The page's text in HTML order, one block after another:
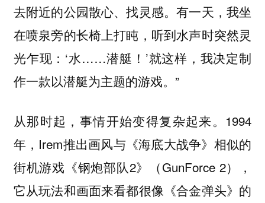
去附近的公园散心、找灵感。有一天，我坐
在喷泉旁的长椅上打盹，听到水声时突然灵
光乍现：‘水……潜艇！’就这样，我决定制
作一款以潜艇为主题的游戏。”
从那时起，事情开始变得复杂起来。1994
年，Irem推出画风与《海底大战争》相似的
街机游戏《钢炮部队2》（GunForce 2），
它从玩法和画面来看都很像《合金弹头》的